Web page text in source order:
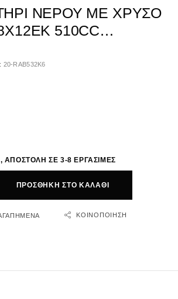
ΝΕΡΟΥ ΜΕ ΧΡΥΣΟ
510CC…
20-RAB532K6
ΑΠΟΣΤΟΛΗ ΣΕ 3-8 ΕΡΓΑΣΙΜΕΣ
ΠΡΟΣΘΉΚΗ ΣΤΟ ΚΑΛΆΘΙ
ΚΟΙΝΟΠΟΊΗΣΗ